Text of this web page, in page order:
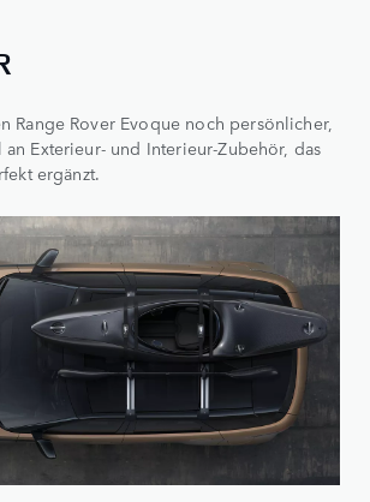
Range Rover Evoque noch persönlicher,
Exterieur- und Interieur-Zubehör, das
ergänzt.